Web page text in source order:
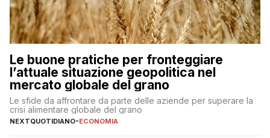
Le buone pratiche per fronteggiare
l’attuale situazione geopolitica nel
mercato globale del grano
Le sfide da affrontare da parte delle aziende per superare la
crisi alimentare globale del grano
NEXTQUOTIDIANO-ECONOMIA